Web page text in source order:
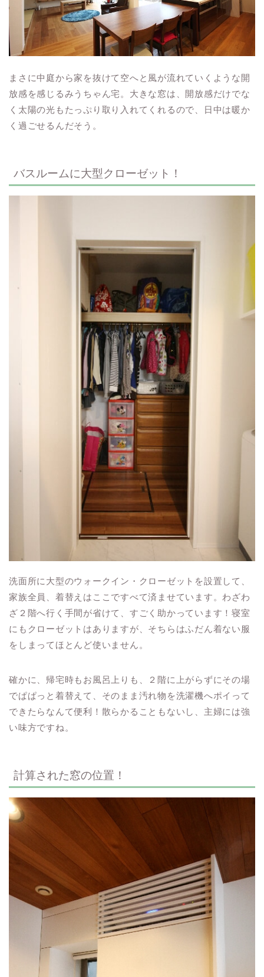
まさに中庭から家を抜けて空へと風が流れていくような開
放感を感じるみうちゃん宅。大きな窓は、開放感だけでな
く太陽の光もたっぷり取り入れてくれるので、日中は暖か
く過ごせるんだそう。
バスルームに大型クローゼット！
洗面所に大型のウォークイン・クローゼットを設置して、
家族全員、着替えはここですべて済ませています。わざわ
ざ２階へ行く手間が省けて、すごく助かっています！寝室
にもクローゼットはありますが、そちらはふだん着ない服
をしまってほとんど使いません。
確かに、帰宅時もお風呂上りも、２階に上がらずにその場
でぱぱっと着替えて、そのまま汚れ物を洗濯機へポイって
できたらなんて便利！散らかることもないし、主婦には強
い味方ですね。
計算された窓の位置！